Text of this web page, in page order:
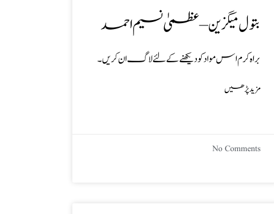
بتول میگزین – عظمیٰ نسیم احمد
براہ کرم اس مواد کو دیکھنے کے لئے لاگ ان کریں۔
مزید پڑھیں
No Comments